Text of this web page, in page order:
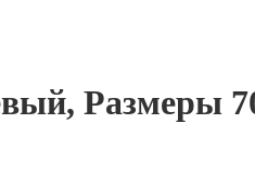
Размеры